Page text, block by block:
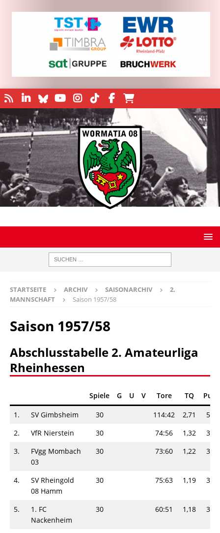
STARTSEITE ARCHIV SAISONARCHIV
2.
MANNSCHAFT
Saison 1957/58
Saison 1957/58
Abschlusstabelle 2. Amateurliga
Rheinhessen
Spiele G U V Tore TQ
1. SV Gimbsheim 30 114:42 2,71
50-
2.
VfR Nierstein 30 74:56 1,32
35-
3.
FVgg Mombach
03
30 73:60 1,22 34-
4.
SV Rheingold
08 Hamm
30 75:63 1,19 32-
5.
1. FC
Nackenheim
30 60:51 1,18 32-